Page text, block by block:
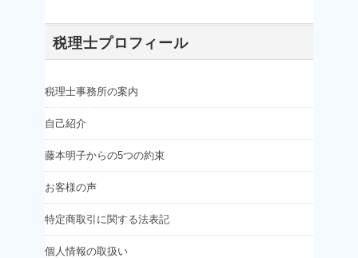
税理士プロフィール
税理士事務所の案内
自己紹介
藤本明子からの5つの約束
お客様の声
特定商取引に関する法表記
個人情報の取扱い